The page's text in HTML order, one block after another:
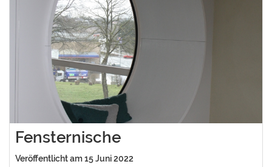
Fensternische
Veröffentlicht am 15 Juni 2022